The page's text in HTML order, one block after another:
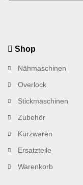
Shop
Nähmaschinen
Overlock
Stickmaschinen
Zubehör
Kurzwaren
Ersatzteile
Warenkorb